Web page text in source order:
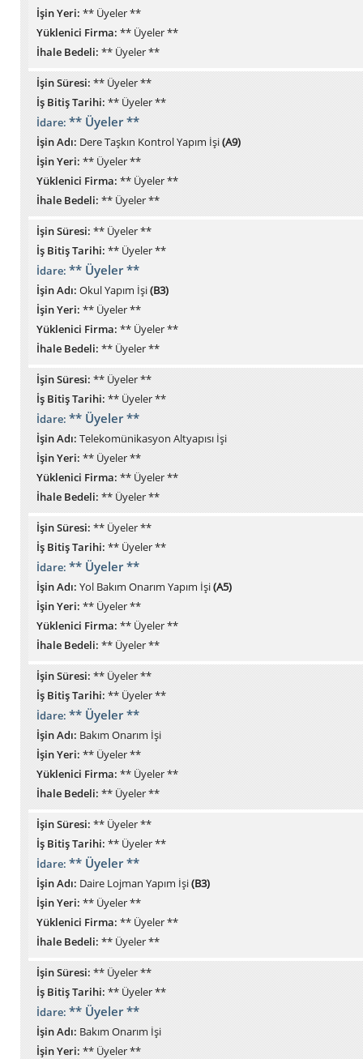
İşin Yeri: ** Üyeler **
Yüklenici Firma: ** Üyeler **
İhale Bedeli: ** Üyeler **
İşin Süresi:** Üyeler **
İş Bitiş Tarihi:** Üyeler **
İdare:** Üyeler **
İşin Adı:Dere Taşkın Kontrol Yapım İşi(A9)
İşin Yeri:** Üyeler **
Yüklenici Firma:** Üyeler **
İhale Bedeli:** Üyeler **
İşin Süresi: ** Üyeler **
İş Bitiş Tarihi: ** Üyeler **
İdare: ** Üyeler **
İşin Adı: Okul Yapım İşi(B3)
İşin Yeri: ** Üyeler **
Yüklenici Firma: ** Üyeler **
İhale Bedeli: ** Üyeler **
İşin Süresi:** Üyeler **
İş Bitiş Tarihi:** Üyeler **
İdare:** Üyeler **
İşin Adı:Telekomünikasyon Altyapısı İşi
İşin Yeri:** Üyeler **
Yüklenici Firma:** Üyeler **
İhale Bedeli:** Üyeler **
İşin Süresi: ** Üyeler **
İş Bitiş Tarihi: ** Üyeler **
İdare: ** Üyeler **
İşin Adı: Yol Bakım Onarım Yapım İşi(A5)
İşin Yeri: ** Üyeler **
Yüklenici Firma: ** Üyeler **
İhale Bedeli: ** Üyeler **
İşin Süresi:** Üyeler **
İş Bitiş Tarihi:** Üyeler **
İdare:** Üyeler **
İşin Adı:Bakım Onarım İşi
İşin Yeri:** Üyeler **
Yüklenici Firma:** Üyeler **
İhale Bedeli:** Üyeler **
İşin Süresi: ** Üyeler **
İş Bitiş Tarihi: ** Üyeler **
İdare: ** Üyeler **
İşin Adı: Daire Lojman Yapım İşi(B3)
İşin Yeri: ** Üyeler **
Yüklenici Firma: ** Üyeler **
İhale Bedeli: ** Üyeler **
İşin Süresi:** Üyeler **
İş Bitiş Tarihi:** Üyeler **
İdare:** Üyeler **
İşin Adı:Bakım Onarım İşi
İşin Yeri:** Üyeler **